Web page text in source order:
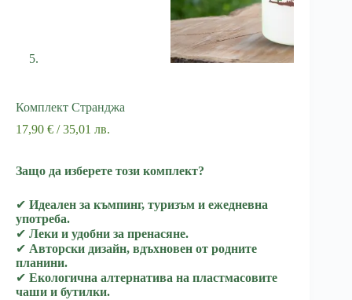
Комплект Странджа
17,90 € / 35,01 лв.
Защо да изберете този комплект?
✔ Идеален за къмпинг, туризъм и ежедневна
употреба.
✔ Леки и удобни за пренасяне.
✔ Авторски дизайн, вдъхновен от родните
планини.
✔ Екологична алтернатива на пластмасовите
чаши и бутилки.